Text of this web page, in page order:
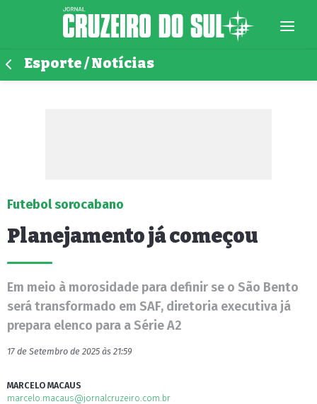
Esporte / Notícias
Futebol sorocabano
Planejamento já começou
Em meio à morosidade para definir se o São Bento
será transformado em SAF, diretoria executiva já
prepara elenco para a Série A2
17 de Setembro de 2025 às 21:59
MARCELO MACAUS
marcelo.macaus@jornalcruzeiro.com.br